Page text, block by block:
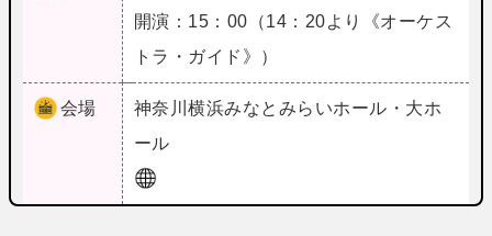
開演：15：00（14：20より《オーケス
トラ・ガイド》）
会場 神奈川横浜みなとみらいホール・大ホ
ール